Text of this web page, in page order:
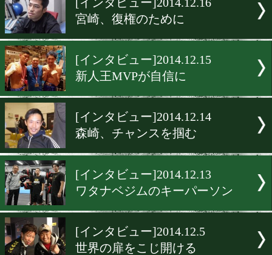
石田、アホなことに…
[インタビュー]2014.12.16
井岡、2015年に向けて
[インタビュー]2014.12.16
宮崎、復権のために
[インタビュー]2014.12.15